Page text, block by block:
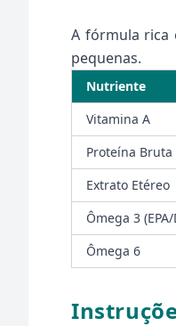
A fórmula rica
pequenas.
Nutriente
Vitamina A
Proteína Bruta
Extrato Etéreo
Ômega 3
Ômega 6